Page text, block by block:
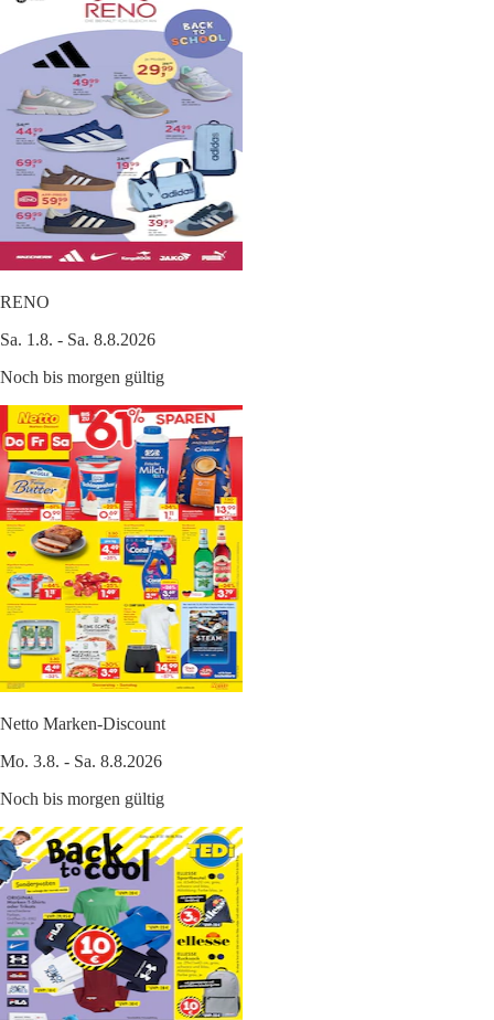
RENO
Sa. 1.8. - Sa. 8.8.2026
Noch bis morgen gültig
Netto Marken-Discount
Mo. 3.8. - Sa. 8.8.2026
Noch bis morgen gültig